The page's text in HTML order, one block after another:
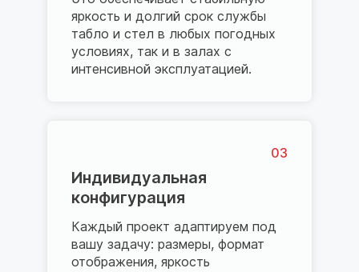
яркость и долгий срок службы
табло и стел в любых погодных
условиях, так и в залах с
интенсивной эксплуатацией.
03
Индивидуальная
конфигурация
Каждый проект адаптируем под
вашу задачу: размеры, формат
отображения, яркость